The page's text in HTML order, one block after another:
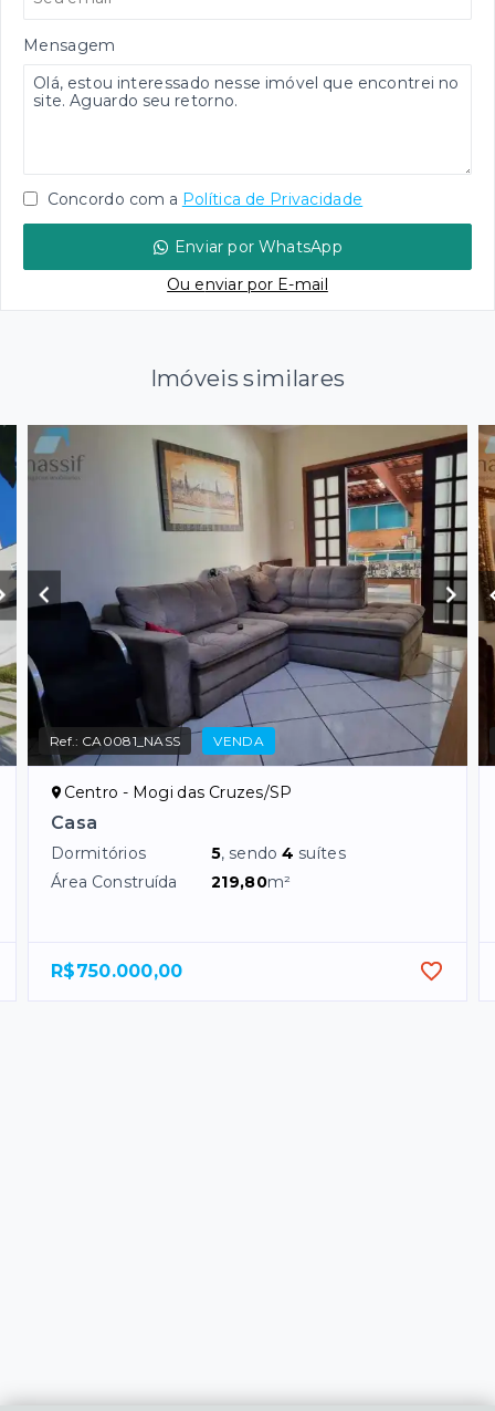
Mensagem
Concordo com a Política de Privacidade
Enviar por WhatsApp
Ou enviar por E-mail
Imóveis similares
Ref.: CA0081_NASS VENDA
Centro - Mogi das Cruzes/SP
Casa
Dormitórios 5, sendo4 suítes
Área Construída
219,80m²
R$750.000,00